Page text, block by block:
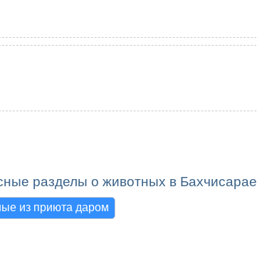
разделы о животных в Бахчисарае
из приюта даром